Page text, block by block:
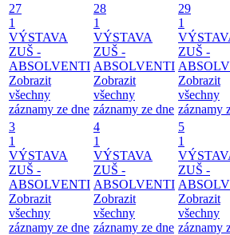
27
1
VÝSTAVA
ZUŠ -
ABSOLVENTI
Zobrazit
všechny
záznamy ze dne
28
1
VÝSTAVA
ZUŠ -
ABSOLVENTI
Zobrazit
všechny
záznamy ze dne
29
1
ZUŠ -
Zobrazit
všechny
záznamy
3
1
VÝSTAVA
ZUŠ -
ABSOLVENTI
Zobrazit
všechny
záznamy ze dne
4
1
VÝSTAVA
ZUŠ -
ABSOLVENTI
Zobrazit
všechny
záznamy ze dne
5
1
ZUŠ -
Zobrazit
všechny
záznamy